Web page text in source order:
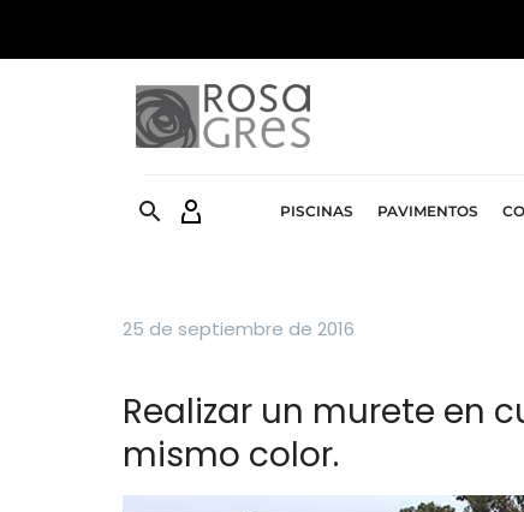

 PISCINAS PAVIMENTOS
25 de septiembre de 2016
Realizar un murete en
mismo color.